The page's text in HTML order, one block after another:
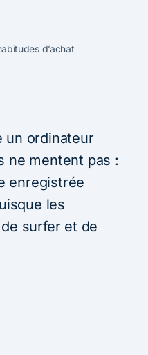
d’achat
un ordinateur
ne mentent pas :
enregistrée
les
surfer et de